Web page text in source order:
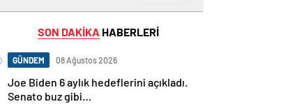
SON DAKİKA HABERLERİ
GÜNDEM 08 Ağustos 2026
Joe Biden 6 aylık hedeflerini açıkladı.
Senato buz gibi…